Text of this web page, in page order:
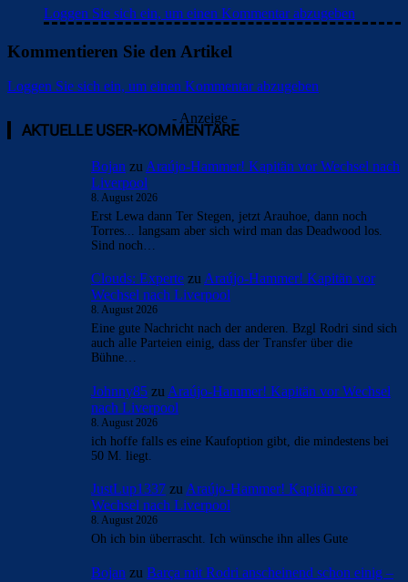
Loggen Sie sich ein, um einen Kommentar abzugeben
Kommentieren Sie den Artikel
Loggen Sie sich ein, um einen Kommentar abzugeben
- Anzeige -
AKTUELLE USER-KOMMENTARE
Bojan zu Araújo-Hammer! Kapitän vor Wechsel nach
Liverpool
8. August 2026
Erst Lewa dann Ter Stegen, jetzt Arauhoe, dann noch
Torres... langsam aber sich wird man das Deadwood los.
Sind noch…
Clouds: Experte zu Araújo-Hammer! Kapitän vor
Wechsel nach Liverpool
8. August 2026
Eine gute Nachricht nach der anderen. Bzgl Rodri sind sich
auch alle Parteien einig, dass der Transfer über die
Bühne…
Johnny85 zu Araújo-Hammer! Kapitän vor Wechsel
nach Liverpool
8. August 2026
ich hoffe falls es eine Kaufoption gibt, die mindestens bei
50 M. liegt.
JustLup1337 zuAraújo-Hammer! Kapitän vor
Wechsel nach Liverpool
8. August 2026
Oh ich bin überrascht. Ich wünsche ihn alles Gute
Bojan zu Barça mit Rodri anscheinend schon einig –